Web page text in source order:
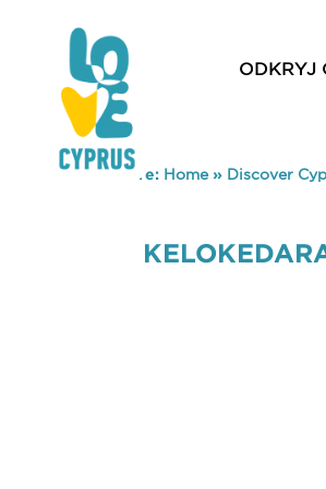
ODKRYJ
You are here: Home» Discover